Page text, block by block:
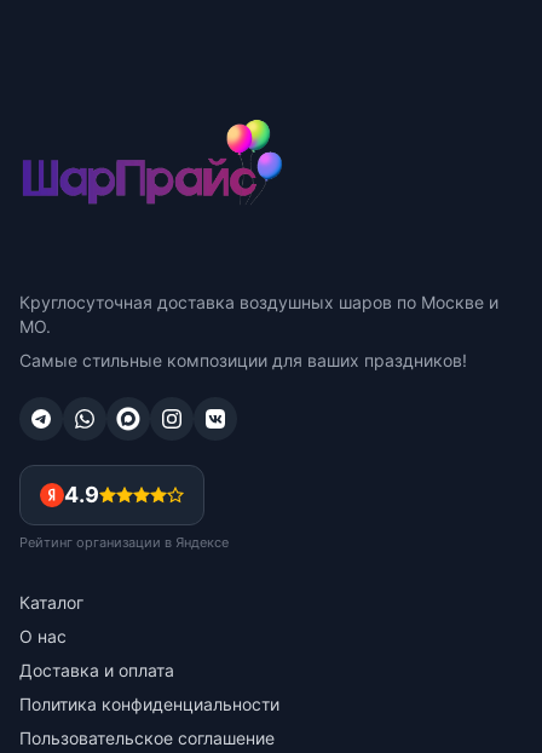
Круглосуточная доставка воздушных шаров по Москве и
МО.
Самые стильные композиции для ваших праздников!
4.9
Рейтинг организации в Яндексе
Каталог
О нас
Доставка и оплата
Политика конфиденциальности
Пользовательское соглашение